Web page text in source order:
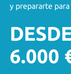
y prepararte
6.000